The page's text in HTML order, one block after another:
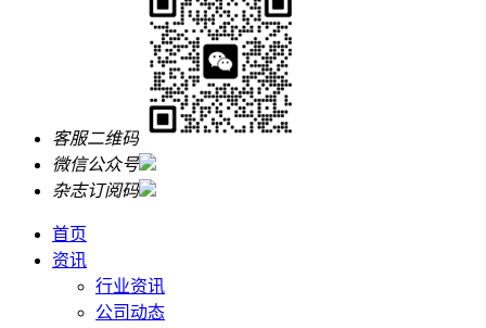
客服二维码
微信公众号
杂志订阅码
首页
资讯
行业资讯
公司动态